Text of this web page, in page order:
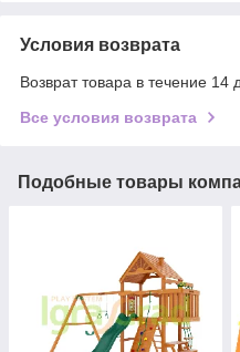
Условия возврата
Возврат товара в течение 14
Все условия возврата
Подобные товары